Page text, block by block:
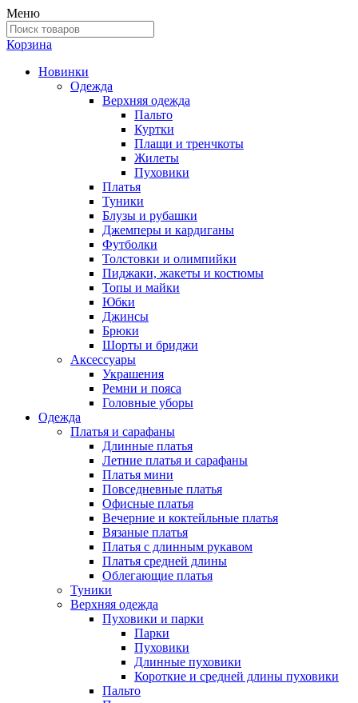
Меню
Корзина
Новинки
Одежда
Верхняя одежда
Пальто
Куртки
Плащи и тренчкоты
Жилеты
Пуховики
Платья
Туники
Блузы и рубашки
Джемперы и кардиганы
Футболки
Толстовки и олимпийки
Пиджаки, жакеты и костюмы
Топы и майки
Юбки
Джинсы
Брюки
Шорты и бриджи
Аксессуары
Украшения
Ремни и пояса
Головные уборы
Одежда
Платья и сарафаны
Длинные платья
Летние платья и сарафаны
Платья мини
Повседневные платья
Офисные платья
Вечерние и коктейльные платья
Вязаные платья
Платья с длинным рукавом
Платья средней длины
Облегающие платья
Туники
Верхняя одежда
Пуховики и парки
Парки
Пуховики
Длинные пуховики
Короткие и средней длины пуховики
Пальто